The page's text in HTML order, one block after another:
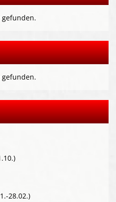
gefunden.
gefunden.
28.02.)